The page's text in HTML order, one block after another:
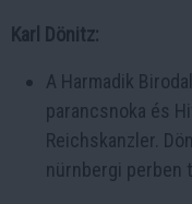
Karl Dönitz:
A Harmadik
parancsnoka és
Reichskanzler.
nürnbergi perben